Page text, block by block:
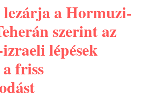
a Hormuzi-
szerint az
lépések
friss